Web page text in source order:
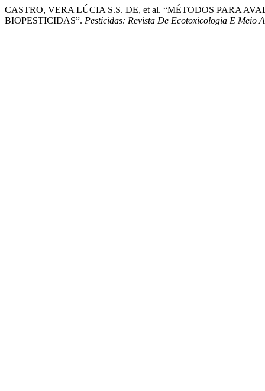
CASTRO, VERA LÚCIA S.S. DE, et al. “MÉTODOS PARA
BIOPESTICIDAS”. Pesticidas: Revista De Ecotoxicologia E Meio